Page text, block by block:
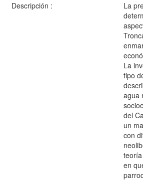
Descripción :
La
La
tipo
agua
del
un
con
en